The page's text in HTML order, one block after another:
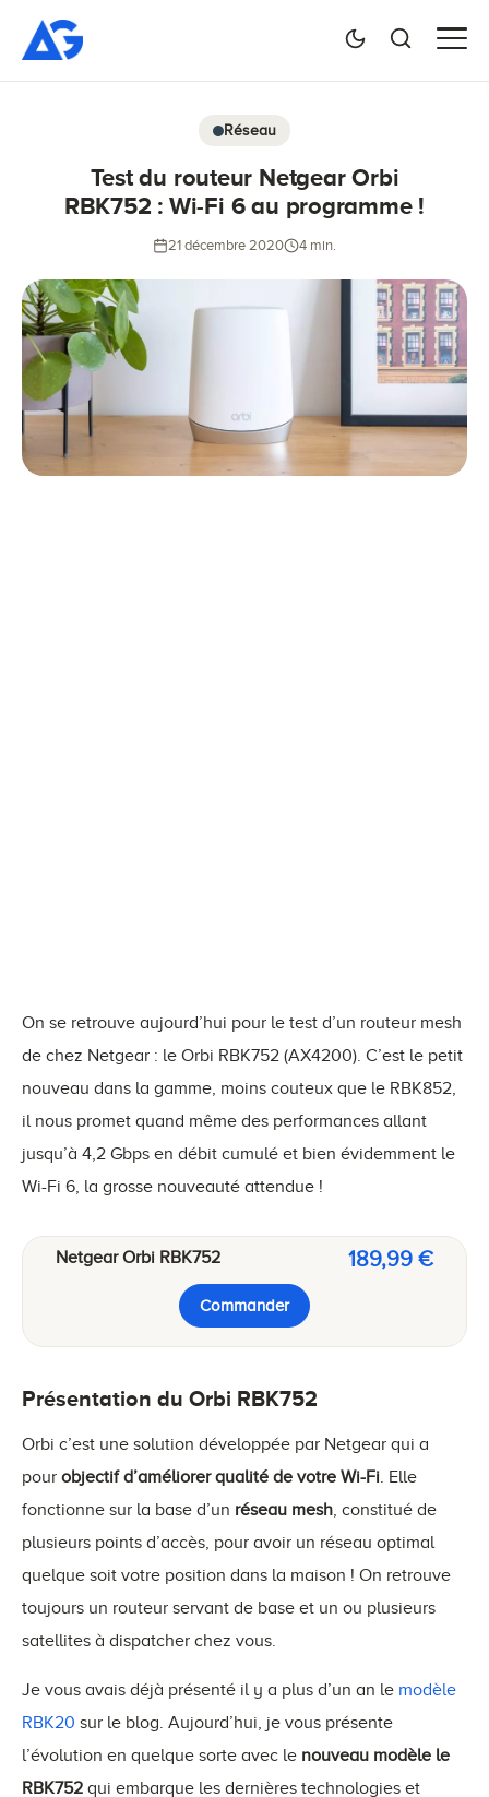
Réseau
Test du routeur Netgear Orbi
RBK752 : Wi-Fi 6 au programme !
21 décembre 2020 4 min.
On se retrouve aujourd’hui pour le test d’un routeur mesh
de chez Netgear : le Orbi RBK752 (AX4200). C’est le petit
nouveau dans la gamme, moins couteux que le RBK852,
il nous promet quand même des performances allant
jusqu’à 4,2 Gbps en débit cumulé et bien évidemment le
Wi-Fi 6, la grosse nouveauté attendue !
Netgear Orbi RBK752 189,99 €
Commander
Présentation du Orbi RBK752
Orbi c’est une solution développée par Netgear qui a
pour objectif d’améliorer qualité de votre Wi-Fi. Elle
fonctionne sur la base d’un réseau mesh, constitué de
plusieurs points d’accès, pour avoir un réseau optimal
quelque soit votre position dans la maison ! On retrouve
toujours un routeur servant de base et un ou plusieurs
satellites à dispatcher chez vous.
Je vous avais déjà présenté il y a plus d’un an le modèle
RBK20 sur le blog. Aujourd’hui, je vous présente
l’évolution en quelque sorte avec le nouveau modèle le
RBK752 qui embarque les dernières technologies et